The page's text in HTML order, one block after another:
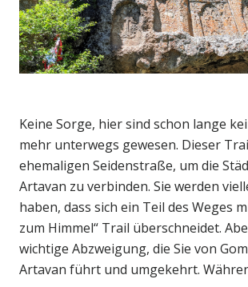
Keine Sorge, hier sind schon lange
mehr unterwegs gewesen. Dieser
ehemaligen Seidenstraße, um die
Artavan zu verbinden. Sie werden
haben, dass sich ein Teil des Weges
zum Himmel“ Trail überschneidet.
wichtige Abzweigung, die Sie von
Artavan führt und umgekehrt.